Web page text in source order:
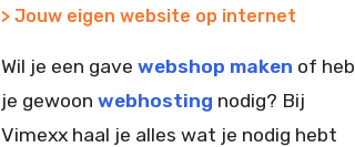
> Jouw eigen website op internet
Wil je een gave webshop maken of heb
je gewoon webhosting nodig? Bij
Vimexx haal je alles wat je nodig hebt